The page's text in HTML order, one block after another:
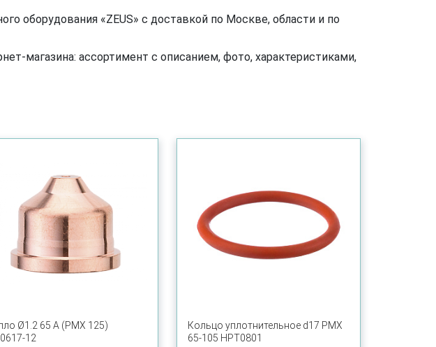
оборудования «ZEUS» с доставкой по Москве, области и по
магазина: ассортимент с описанием, фото, характеристиками,
Ø1.2 65 A (PMX 125)
12
Кольцо уплотнительное d17 PMX
65-105 HPT0801